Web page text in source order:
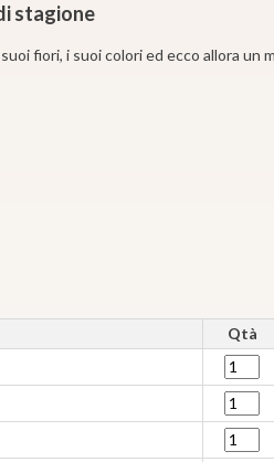
stagione
fiori, i suoi colori ed ecco allora
Qtà